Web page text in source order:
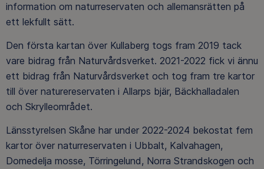
information om naturreservaten och allemansrätten på
ett lekfullt sätt.
Den första kartan över Kullaberg togs fram 2019 tack
vare bidrag från Naturvårdsverket. 2021-2022 fick vi ännu
ett bidrag från Naturvårdsverket och tog fram tre kartor
till över naturereservaten i Allarps bjär, Bäckhalladalen
och Skrylleområdet.
Länsstyrelsen Skåne har under 2022-2024 bekostat fem
kartor över naturreservaten i Ubbalt, Kalvahagen,
Domedelja mosse, Törringelund, Norra Strandskogen och